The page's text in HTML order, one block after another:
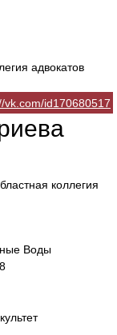
адвокатов
vk.com/id170680517
коллегия
Воды